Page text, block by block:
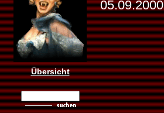
Übersicht
05.09.2000